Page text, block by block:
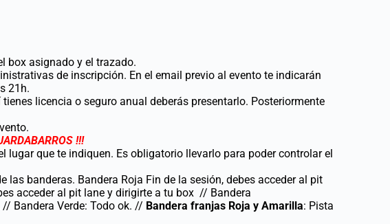
box asignado y el trazado.
de inscripción. En el email previo al evento te indicarán
21h.
licencia o seguro anual deberás presentarlo. Posteriormente
!!!
lugar que te indiquen. Es obligatorio llevarlo para poder controlar el
banderas. Bandera Roja Fin de la sesión, debes acceder al pit
acceder al pit lane y dirigirte a tu box // Bandera
Bandera Verde: Todo ok. // Bandera franjas Roja y Amarilla: Pista